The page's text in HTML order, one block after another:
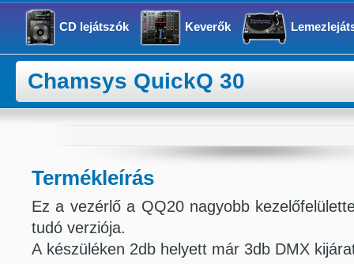
CD lejátszók Keverők
Chamsys QuickQ 30
Termékleírás
Ez a vezérlő a QQ20 nagyobb
tudó verziója.
A készüléken 2db helyett már 3db DMX